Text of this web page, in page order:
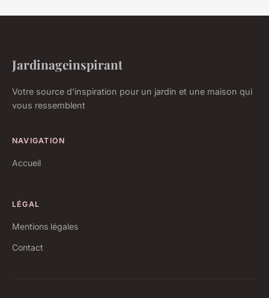
Jardinageinspirant
Votre source d'inspiration pour un jardin et une maison qui
vous ressemblent
NAVIGATION
Accueil
LÉGAL
Mentions légales
Contact